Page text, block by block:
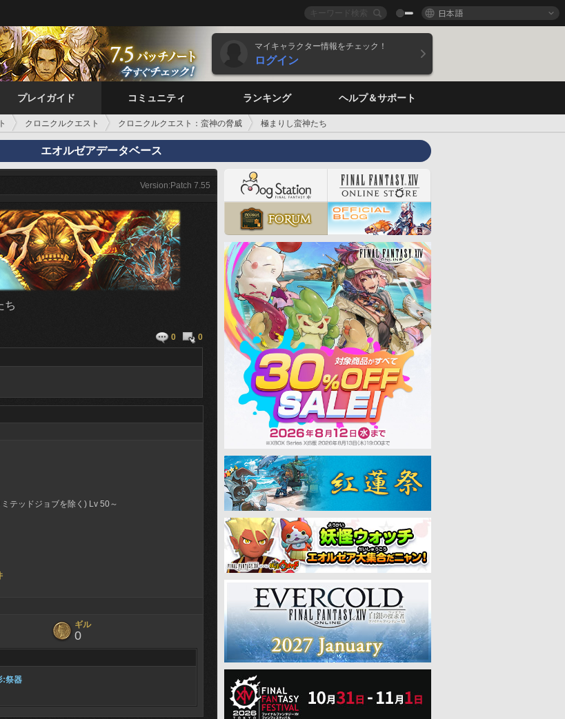
日本語
マイキャラクター情報をチェック！
ログイン
プレイガイド コミュニティ ランキング ヘルプ＆サポート
クロニクルクエスト クロニクルクエスト：蛮神の脅威 極まりし蛮神たち
エオルゼアデータベース
Version:Patch 7.55
ち
0
0
テッドジョブを除く) Lv 50～
ギル
0
:祭器